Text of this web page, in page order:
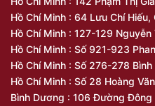
Hồ Chí Minh : 64 Lưu Chí Hiếu,
Hồ Chí Minh : 127-129 Nguyễn
Hồ Chí Minh : Số 921-923
Hồ Chí Minh : Số 276-278
Hồ Chí Minh : Số 28 Hoàng
Bình Dương : 106 Đường Đông